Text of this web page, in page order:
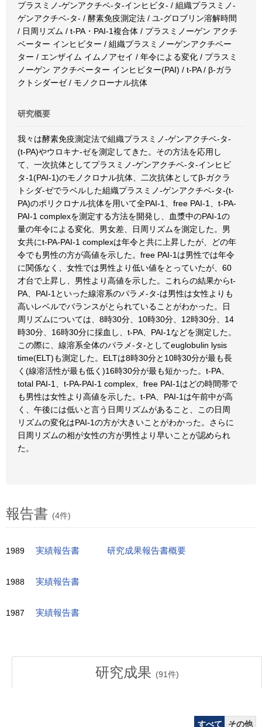
プラスミノ-ゲンアクチベ-タ-インヒビタ- / 組織プラスミノ-
ゲンアクチベ-タ- / 酵素免疫測定法 / ユ-グロブリン溶解時間
/ 日周リズム / t-PA・PAI-1複合体 / プラスミノーゲン アクチ
ベーター インヒビター / 組織プラスミノーゲンアクチベー
ター / エンザイム イムノアセイ / 年令による変化 / プラスミ
ノーゲン アクチベーター インヒビター(PAI) / t-PA / β-ガラ
クトシダーゼ / モノクローナル抗体
研究概要
我々は酵素免疫測定法で組織プラスミノ-ゲンアクチベ-タ-
(t-PA)やウロキナ-ゼを測定してきた。その方法を応用し
て、一次抗体としてプラスミノ-ゲンアクチベ-タ-インヒビ
タ-1(PAI-1)のモノクロナル抗体、二次抗体としてβ-ガクラ
トシダ-ゼでラベルした組織プラスミノ-ゲンアクチベ-タ-(t-
PA)のポリクロナル抗体を用いて全PAI-1、free PAI-1、t-PA-
PAI-1 complexを測定する方法を開発し、血漿中のPAI-1の
量の年令による変化、男女差、日周リズムを測定した。男
女共にt-PA-PAI-1 complexは年令と共に上昇したが、どの年
令でも男性の方が高値を示した。free PAI-1は男性では年令
に関係なく、女性では男性より低い値をとっていたが、60
才台で上昇し、男性より高値を示した。これらの結果からt-
PA、PAI-1といった線溶系のパラメ-タ-は男性は女性よりも
高いレベルでバランスがとられていることがわかった。日
周リズムについては、8時30分、10時30分、12時30分、14
時30分、16時30分に採血し、t-PA、PAI-1などを測定した。
この際に、線溶系全体のパラメ-タ-としてeuglobulin lysis
time(ELT)も測定した。ELTは8時30分と10時30分が最も長
く(線溶活性が最も低く)16時30分が最も短かった。t-PA、
total PAI-1、t-PA-PAI-1 complex、free PAI-1はどの時間帯で
も男性は女性より高値を示した。t-PA、PAI-1は午前中が高
く、午後には低いと言う日周リズムがあること、この日周
リズムの変化はPAI-1の方が大きいことがわかった。さらに
日周リズムの相が女性の方が男性より早いことが認められ
た。
報告書 (4件)
1989 実績報告書 研究成果報告書概要
1988 実績報告書
1987 実績報告書
研究成果 (91件)
すべて その他